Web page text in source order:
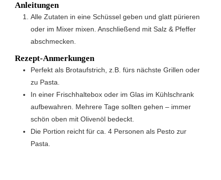
Anleitungen
Alle Zutaten in eine Schüssel geben und glatt pürieren
oder im Mixer mixen. Anschließend mit Salz & Pfeffer
abschmecken.
Rezept-Anmerkungen
Perfekt als Brotaufstrich, z.B. fürs nächste Grillen oder
zu Pasta.
In einer Frischhaltebox oder im Glas im Kühlschrank
aufbewahren. Mehrere Tage sollten gehen – immer
schön oben mit Olivenöl bedeckt.
Die Portion reicht für ca. 4 Personen als Pesto zur
Pasta.